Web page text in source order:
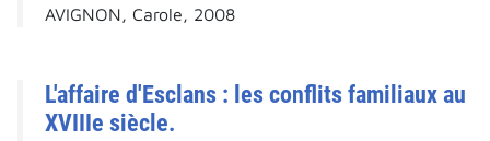
AVIGNON, Carole, 2008
L'affaire d'Esclans : les conflits familiaux au
XVIIIe siècle.